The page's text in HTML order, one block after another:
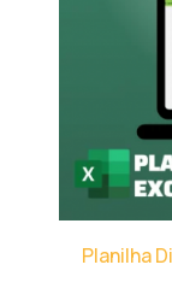
Planilha